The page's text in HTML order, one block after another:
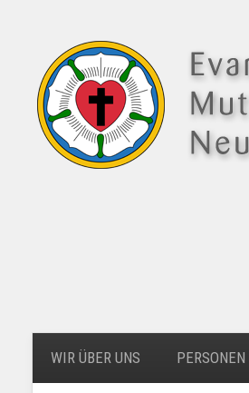
WIR ÜBER UNS PERSONEN